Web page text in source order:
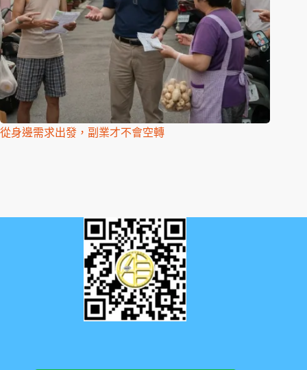
從身邊需求出發，副業才不會空轉